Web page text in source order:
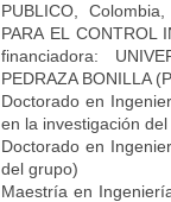
PUBLICO,
PARA EL CONTROL
financiadora:
PEDRAZA BONILLA
Doctorado en
en la investigación
Doctorado en
del grupo)
Maestría en